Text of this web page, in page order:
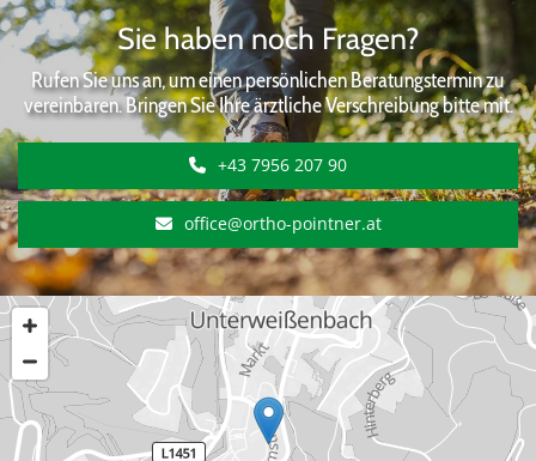
Sie haben noch Fragen?
Rufen Sie uns an, um einen persönlichen Beratungstermin zu
vereinbaren. Bringen Sie Ihre ärztliche Verschreibung bitte mit.
+43 7956 207 90
office@ortho-pointner.at